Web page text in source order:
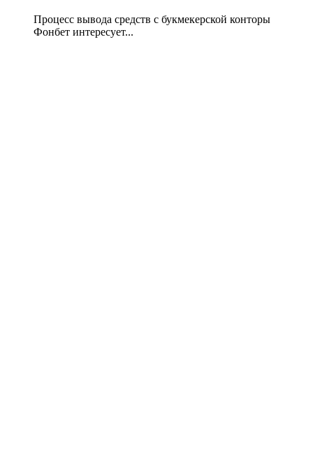
Процесс вывода средств с букмекерской конторы
Фонбет интересует...